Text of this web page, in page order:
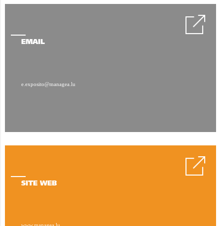
EMAIL
e.exposito@managea.lu
SITE WEB